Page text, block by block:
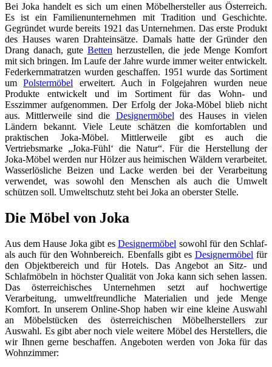
Bei Joka handelt es sich um einen Möbelhersteller aus Österreich.
Es ist ein Familienunternehmen mit Tradition und Geschichte.
Gegründet wurde bereits 1921 das Unternehmen. Das erste Produkt
des Hauses waren Drahteinsätze. Damals hatte der Gründer den
Drang danach, gute Betten herzustellen, die jede Menge Komfort
mit sich bringen. Im Laufe der Jahre wurde immer weiter entwickelt.
Federkernmatratzen wurden geschaffen. 1951 wurde das Sortiment
umPolstermöbel erweitert. Auch in Folgejahren wurden neue
Produkte entwickelt und im Sortiment für das Wohn- und
Esszimmer aufgenommen. Der Erfolg der Joka-Möbel blieb nicht
aus. Mittlerweile sind die Designermöbel des Hauses in vielen
Ländern bekannt. Viele Leute schätzen die komfortablen und
praktischen Joka-Möbel. Mittlerweile gibt es auch die
Vertriebsmarke „Joka-Fühl‘ die Natur“. Für die Herstellung der
Joka-Möbel werden nur Hölzer aus heimischen Wäldern verarbeitet.
Wasserlösliche Beizen und Lacke werden bei der Verarbeitung
verwendet, was sowohl den Menschen als auch die Umwelt
schützen soll. Umweltschutz steht bei Joka an oberster Stelle.
Die Möbel von Joka
Aus dem Hause Joka gibt es Designermöbel sowohl für den Schlaf-
als auch für den Wohnbereich. Ebenfalls gibt es Designermöbel für
den Objektbereich und für Hotels. Das Angebot an Sitz- und
Schlafmöbeln in höchster Qualität von Joka kann sich sehen lassen.
Das österreichisches Unternehmen setzt auf hochwertige
Verarbeitung, umweltfreundliche Materialien und jede Menge
Komfort. In unserem Online-Shop haben wir eine kleine Auswahl
an Möbelstücken des österreichischen Möbelherstellers zur
Auswahl. Es gibt aber noch viele weitere Möbel des Herstellers, die
wir Ihnen gerne beschaffen. Angeboten werden von Joka für das
Wohnzimmer: